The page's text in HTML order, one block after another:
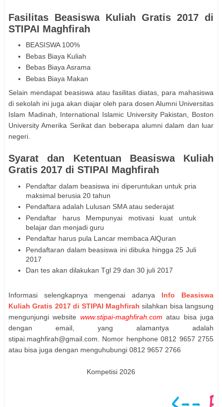
Fasilitas Beasiswa Kuliah Gratis 2017 di
STIPAI Maghfirah
BEASISWA 100%
Bebas Biaya Kuliah
Bebas Biaya Asrama
Bebas Biaya Makan
Selain mendapat beasiswa atau fasilitas diatas, para mahasiswa
di sekolah ini juga akan diajar oleh para dosen Alumni Universitas
Islam Madinah, International Islamic University Pakistan, Boston
University Amerika Serikat dan beberapa alumni dalam dan luar
negeri.
Syarat dan Ketentuan Beasiswa Kuliah
Gratis 2017 di STIPAI Maghfirah
Pendaftar dalam beasiswa ini diperuntukan untuk pria
maksimal berusia 20 tahun
Pendaftara adalah Lulusan SMA atau sederajat
Pendaftar harus Mempunyai motivasi kuat untuk
belajar dan menjadi guru
Pendaftar harus pula Lancar membaca AlQuran
Pendaftaran dalam beasiswa ini dibuka hingga 25 Juli
2017
Dan tes akan dilakukan Tgl 29 dan 30 juli 2017
Informasi selengkapnya mengenai adanya Info Beasiswa
Kuliah Gratis 2017 di STIPAI Maghfirah silahkan bisa langsung
mengunjungi website www.stipai-maghfirah.com atau bisa juga
dengan email, yang alamantya adalah
stipai.maghfirah@gmail.com. Nomor henphone 0812 9657 2755
atau bisa juga dengan menguhubungi 0812 9657 2766
Kompetisi 2026